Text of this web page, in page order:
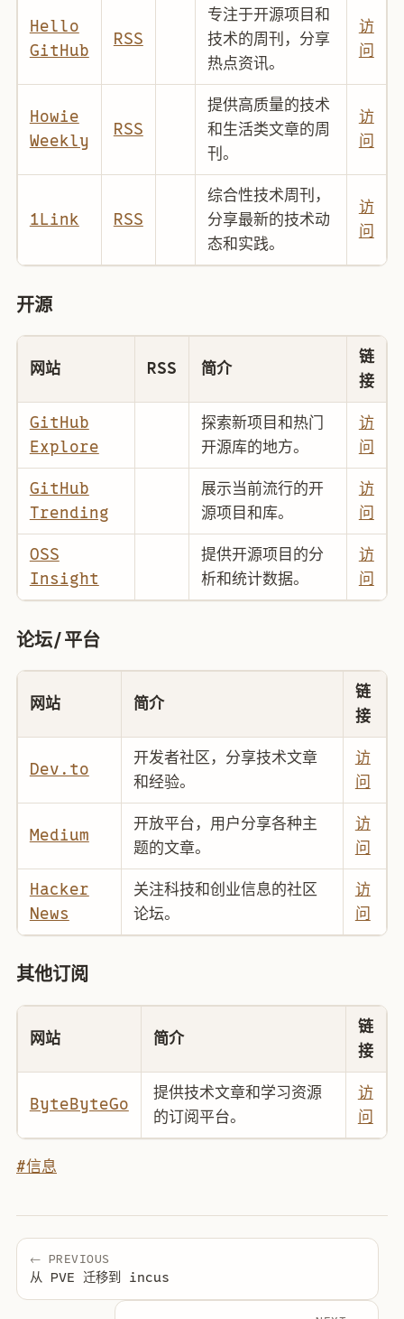
Hello
GitHub
RSS
专注于开源项目和
技术的周刊，分享
热点资讯。
访
问
Howie
Weekly
RSS
提供高质量的技术
和生活类文章的周
刊。
访
问
1Link RSS
综合性技术周刊，
分享最新的技术动
态和实践。
访
问
开源
网站 RSS 简介
链
接
GitHub
Explore
探索新项目和热门
开源库的地方。
访
问
GitHub
Trending
展示当前流行的开
源项目和库。
访
问
OSS
Insight
提供开源项目的分
析和统计数据。
访
问
论坛/平台
网站 简介
链
接
Dev.to
开发者社区，分享技术文章
和经验。
访
问
Medium
开放平台，用户分享各种主
题的文章。
访
问
Hacker
News
关注科技和创业信息的社区
论坛。
访
问
其他订阅
网站 简介
链
接
ByteByteGo
提供技术文章和学习资源
的订阅平台。
访
问
#信息
← PREVIOUS
从 PVE 迁移到 incus